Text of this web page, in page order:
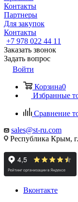
Контакты
Партнеры
Для закупок
Контакты
+7 978 022 44 11
Заказать звонок
Задать вопрос
Войти
Корзина0
Избранные
Сравнение
sales@st-ru.com
Республика Крым,
Вконтакте